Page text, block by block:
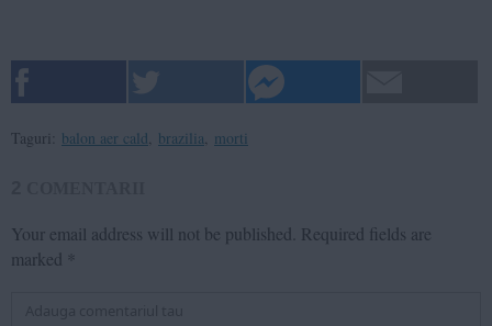
Taguri: balon aer cald brazilia morti
Your email address will not be published. Required fields are
marked *